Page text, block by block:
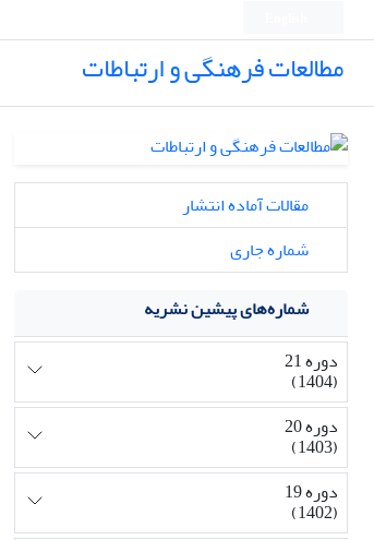
مطالعات فرهنگی و ارتباطات
مقالات آماده انتشار
شماره جاری
شماره‌های پیشین نشریه
دوره 21
(1404)
دوره 20
(1403)
دوره 19
(1402)